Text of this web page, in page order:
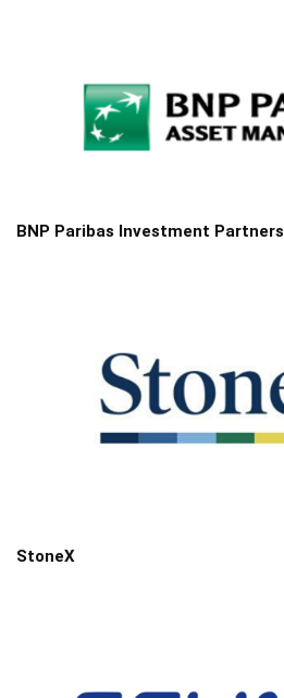
BNP Paribas Investment Partners
StoneX